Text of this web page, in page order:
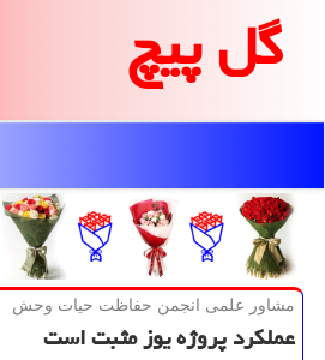
گل پیچ
مشاور علمی انجمن حفاظت حیات وحش
عملكرد پروژه یوز مثبت است